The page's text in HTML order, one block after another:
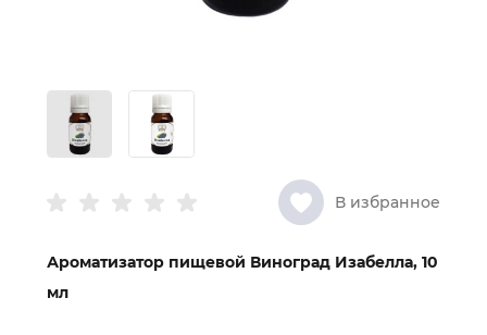
В избранное
Ароматизатор пищевой Виноград Изабелла, 10
мл